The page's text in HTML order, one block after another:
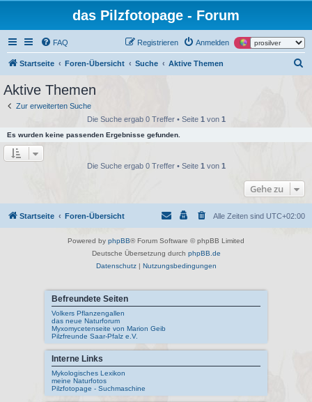
das Pilzfotopage - Forum
FAQ Anmelden
Registrieren
Startseite Foren-Übersicht Suche Aktive Themen
Aktive Themen
Zur erweiterten Suche
Die Suche ergab 0 Treffer • Seite 1 von 1
Es wurden keine passenden Ergebnisse gefunden.
Die Suche ergab 0 Treffer • Seite 1 von 1
Gehe zu
Startseite Foren-Übersicht Alle Zeiten sind UTC+02:00
Powered by phpBB® Forum Software © phpBB Limited
Deutsche Übersetzung durch phpBB.de
Datenschutz| Nutzungsbedingungen
Befreundete Seiten
Volkers Pflanzengallen
das neue Naturforum
Myxomycetenseite von Marion Geib
Pilzfreunde Saar-Pfalz e.V.
Interne Links
Mykologisches Lexikon
meine Naturfotos
Pilzfotopage - Suchmaschine